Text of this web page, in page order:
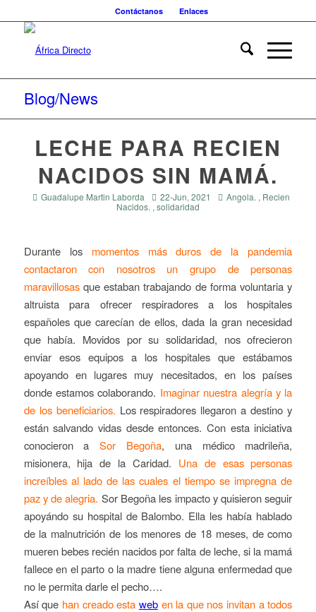
Contáctanos Enlaces
Blog/News
LECHE PARA RECIEN
NACIDOS SIN MAMÁ.
Guadalupe Martin Laborda 22-Jun, 2021
Angola. , Recien
Nacidos. , solidaridad
Durante los momentos más duros de la pandemia
contactaron con nosotros un grupo de personas
maravillosasque estaban trabajando de forma voluntaria y
altruista para ofrecer respiradores a los hospitales
españoles que carecían de ellos, dada la gran necesidad
que había. Movidos por su solidaridad, nos ofrecieron
enviar esos equipos a los hospitales que estábamos
apoyando en lugares muy necesitados, en los países
donde estamos colaborando. Imaginar nuestra alegría y la
de los beneficiarios. Los respiradores llegaron a destino y
están salvando vidas desde entonces. Con esta iniciativa
conocieron aSor Begoña, una médico madrileña,
misionera, hija de la Caridad. Una de esas personas
increíbles al lado de las cuales el tiempo se impregna de
paz y de alegria. Sor Begoña les impacto y quisieron seguir
apoyándo su hospital de Balombo. Ella les había hablado
de la malnutrición de los menores de 18 meses, de como
mueren bebes recién nacidos por falta de leche, si la mamá
fallece en el parto o la madre tiene alguna enfermedad que
no le permita darle el pecho….
Así que han creado esta weben la que nos invitan a todos